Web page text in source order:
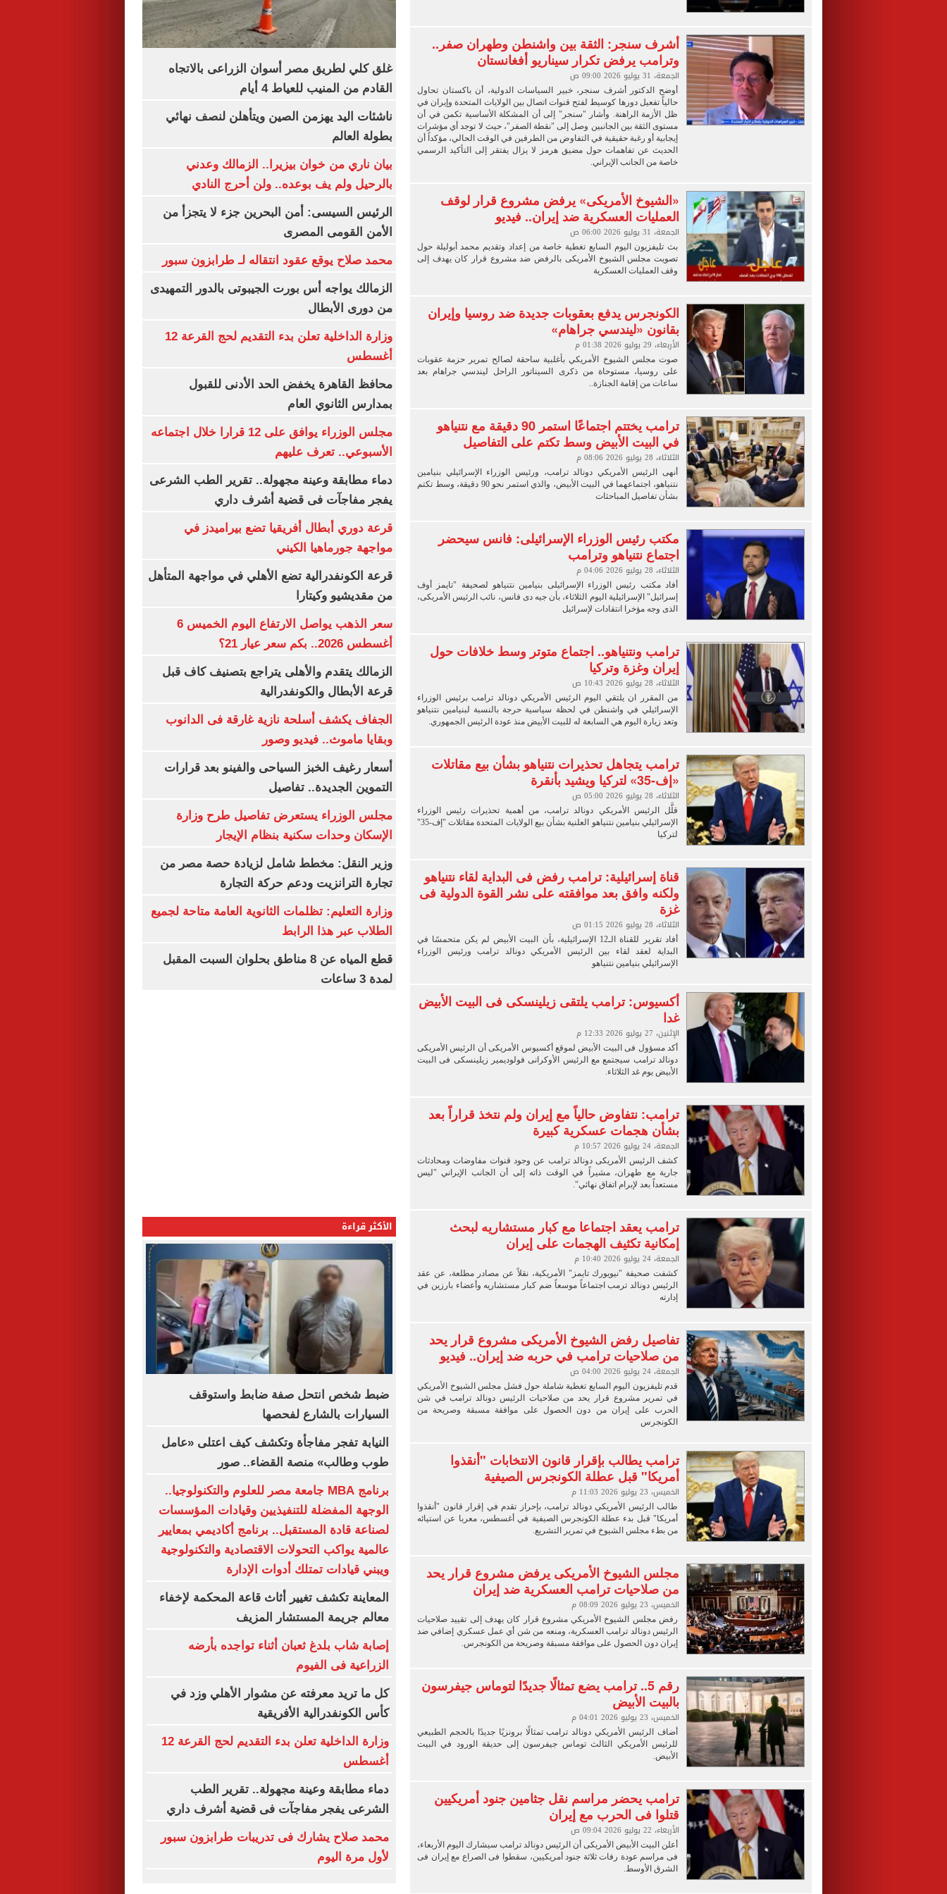
أشرف سنجر: الثقة بين واشنطن وطهران صفر..
وترامب يرفض تكرار سيناريو أفغانستان
الجمعة، 31 يوليو 2026 09:00 ص
أوضح الدكتور أشرف سنجر، خبير السياسات الدولية، أن باكستان تحاول
حالياً تفعيل دورها كوسيط لفتح قنوات اتصال بين الولايات المتحدة وإيران في
ظل الأزمة الراهنة. وأشار "سنجر" إلى أن المشكلة الأساسية تكمن في أن
مستوى الثقة بين الجانبين وصل إلى "نقطة الصفر"، حيث لا توجد أي مؤشرات
إيجابية أو رغبة حقيقية في التفاوض من الطرفين في الوقت الحالي، مؤكداً أن
الحديث عن تفاهمات حول مضيق هرمز لا يزال يفتقر إلى التأكيد الرسمي
خاصة من الجانب الإيراني.
«الشيوخ الأمريكى» يرفض مشروع قرار لوقف
العمليات العسكرية ضد إيران.. فيديو
الجمعة، 31 يوليو 2026 06:00 ص
بث تليفزيون اليوم السابع تغطية خاصة من إعداد وتقديم محمد أبوليلة حول
تصويت مجلس الشيوخ الأمريكى بالرفض ضد مشروع قرار كان يهدف إلى
وقف العمليات العسكرية
الكونجرس يدفع بعقوبات جديدة ضد روسيا وإيران
بقانون «ليندسي جراهام»
الأربعاء، 29 يوليو 2026 01:38 م
صوت مجلس الشيوخ الأمريكي بأغلبية ساحقة لصالح تمرير حزمة عقوبات
على روسيا، مستوحاة من ذكرى السيناتور الراحل ليندسي جراهام بعد
ساعات من إقامة الجنازة..
ترامب يختتم اجتماعًا استمر 90 دقيقة مع نتنياهو
في البيت الأبيض وسط تكتم على التفاصيل
الثلاثاء، 28 يوليو 2026 08:06 م
أنهى الرئيس الأمريكي دونالد ترامب، ورئيس الوزراء الإسرائيلي بنيامين
نتنياهو، اجتماعهما في البيت الأبيض، والذي استمر نحو 90 دقيقة، وسط تكتم
بشأن تفاصيل المباحثات
مكتب رئيس الوزراء الإسرائيلى: فانس سيحضر
اجتماع نتنياهو وترامب
الثلاثاء، 28 يوليو 2026 04:06 م
أفاد مكتب رئيس الوزراء الإسرائيلى بنيامين نتنياهو لصحيفة "تايمز أوف
إسرائيل" الإسرائيلية اليوم الثلاثاء، بأن جيه دى فانس، نائب الرئيس الأمريكى،
الذى وجه مؤخرا انتقادات لإسرائيل
ترامب ونتنياهو.. اجتماع متوتر وسط خلافات حول
إيران وغزة وتركيا
الثلاثاء، 28 يوليو 2026 10:43 ص
من المقرر ان يلتقي اليوم الرئيس الأمريكي دونالد ترامب برئيس الوزراء
الإسرائيلي في واشنطن في لحظة سياسية حرجة بالنسبة لبنيامين نتنياهو
وتعد زيارة اليوم هي السابعة له للبيت الأبيض منذ عودة الرئيس الجمهوري.
ترامب يتجاهل تحذيرات نتنياهو بشأن بيع مقاتلات
«إف-35» لتركيا ويشيد بأنقرة
الثلاثاء، 28 يوليو 2026 05:00 ص
قلَّل الرئيس الأمريكي دونالد ترامب، من أهمية تحذيرات رئيس الوزراء
الإسرائيلي بنيامين نتنياهو العلنية بشأن بيع الولايات المتحدة مقاتلات "إف-35"
لتركيا
قناة إسرائيلية: ترامب رفض فى البداية لقاء نتنياهو
ولكنه وافق بعد موافقته على نشر القوة الدولية فى
غزة
الثلاثاء، 28 يوليو 2026 01:15 ص
أفاد تقرير للقناة الـ12 الإسرائيلية، بأن البيت الأبيض لم يكن متحمسًا في
البداية لعقد لقاء بين الرئيس الأمريكي دونالد ترامب ورئيس الوزراء
الإسرائيلي بنيامين نتنياهو
أكسيوس: ترامب يلتقى زيلينسكى فى البيت الأبيض
غدا
الإثنين، 27 يوليو 2026 12:33 م
أكد مسؤول فى البيت الأبيض لموقع أكسيوس الأمريكى أن الرئيس الأمريكى
دونالد ترامب سيجتمع مع الرئيس الأوكرانى فولوديمير زيلينسكى فى البيت
الأبيض يوم غد الثلاثاء.
ترامب: نتفاوض حالياً مع إيران ولم نتخذ قراراً بعد
بشأن هجمات عسكرية كبيرة
الجمعة، 24 يوليو 2026 10:57 م
كشف الرئيس الأمريكى دونالد ترامب عن وجود قنوات مفاوضات ومحادثات
جارية مع طهران، مشيراً في الوقت ذاته إلى أن الجانب الإيراني "ليس
مستعداً بعد لإبرام اتفاق نهائي".
ترامب يعقد اجتماعا مع كبار مستشاريه لبحث
إمكانية تكثيف الهجمات على إيران
الجمعة، 24 يوليو 2026 10:40 م
كشفت صحيفة "نيويورك تايمز" الأمريكية، نقلاً عن مصادر مطلعة، عن عقد
الرئيس دونالد ترمب اجتماعاً موسعاً ضم كبار مستشاريه وأعضاء بارزين في
إدارته
تفاصيل رفض الشيوخ الأمريكى مشروع قرار يحد
من صلاحيات ترامب في حربه ضد إيران.. فيديو
الجمعة، 24 يوليو 2026 04:00 ص
قدم تليفزيون اليوم السابع تغطية شاملة حول فشل مجلس الشيوخ الأمريكي
في تمرير مشروع قرار يحد من صلاحيات الرئيس دونالد ترامب في شن
الحرب على إيران من دون الحصول على موافقة مسبقة وصريحة من
الكونجرس
ترامب يطالب بإقرار قانون الانتخابات "أنقذوا
أمريكا" قبل عطلة الكونجرس الصيفية
الخميس، 23 يوليو 2026 11:03 م
طالب الرئيس الأمريكي دونالد ترامب، بإحراز تقدم في إقرار قانون "أنقذوا
أمريكا" قبل بدء عطلة الكونجرس الصيفية في أغسطس، معربا عن استيائه
من بطء مجلس الشيوخ في تمرير التشريع.
مجلس الشيوخ الأمريكى يرفض مشروع قرار يحد
من صلاحيات ترامب العسكرية ضد إيران
الخميس، 23 يوليو 2026 08:09 م
رفض مجلس الشيوخ الأمريكي مشروع قرار كان يهدف إلى تقييد صلاحيات
الرئيس دونالد ترامب العسكرية، ومنعه من شن أي عمل عسكري إضافي ضد
إيران دون الحصول على موافقة مسبقة وصريحة من الكونجرس.
رقم 5.. ترامب يضع تمثالًا جديدًا لتوماس جيفرسون
بالبيت الأبيض
الخميس، 23 يوليو 2026 04:01 م
أضاف الرئيس الأمريكي دونالد ترامب تمثالًا برونزيًا جديدًا بالحجم الطبيعي
للرئيس الأمريكي الثالث توماس جيفرسون إلى حديقة الورود في البيت
الأبيض.
ترامب يحضر مراسم نقل جثامين جنود أمريكيين
قتلوا فى الحرب مع إيران
الأربعاء، 22 يوليو 2026 09:04 ص
أعلن البيت الأبيض الأمريكى أن الرئيس دونالد ترامب سيشارك اليوم الأربعاء،
فى مراسم عودة رفات ثلاثة جنود أمريكيين، سقطوا فى الصراع مع إيران فى
الشرق الأوسط.
غلق كلي لطريق مصر أسوان الزراعى بالاتجاه
القادم من المنيب للعياط 4 أيام
ناشئات اليد يهزمن الصين ويتأهلن لنصف نهائي
بطولة العالم
بيان ناري من خوان بيزيرا.. الزمالك وعدني
بالرحيل ولم يف بوعده.. ولن أحرج النادي
الرئيس السيسى: أمن البحرين جزء لا يتجزأ من
الأمن القومى المصرى
محمد صلاح يوقع عقود انتقاله لـ طرابزون سبور
الزمالك يواجه أس بورت الجيبوتى بالدور التمهيدى
من دورى الأبطال
وزارة الداخلية تعلن بدء التقديم لحج القرعة 12
أغسطس
محافظ القاهرة يخفض الحد الأدنى للقبول
بمدارس الثانوي العام
مجلس الوزراء يوافق على 12 قرارا خلال اجتماعه
الأسبوعي.. تعرف عليهم
دماء مطابقة وعينة مجهولة.. تقرير الطب الشرعى
يفجر مفاجآت فى قضية أشرف داري
قرعة دوري أبطال أفريقيا تضع بيراميدز في
مواجهة جورماهيا الكيني
قرعة الكونفدرالية تضع الأهلي في مواجهة المتأهل
من مقديشيو وكيتارا
سعر الذهب يواصل الارتفاع اليوم الخميس 6
أغسطس 2026.. بكم سعر عيار 21؟
الزمالك يتقدم والأهلى يتراجع بتصنيف كاف قبل
قرعة الأبطال والكونفدرالية
الجفاف يكشف أسلحة نازية غارقة فى الدانوب
وبقايا ماموث.. فيديو وصور
أسعار رغيف الخبز السياحى والفينو بعد قرارات
التموين الجديدة.. تفاصيل
مجلس الوزراء يستعرض تفاصيل طرح وزارة
الإسكان وحدات سكنية بنظام الإيجار
وزير النقل: مخطط شامل لزيادة حصة مصر من
تجارة الترانزيت ودعم حركة التجارة
وزارة التعليم: تظلمات الثانوية العامة متاحة لجميع
الطلاب عبر هذا الرابط
قطع المياه عن 8 مناطق بحلوان السبت المقبل
لمدة 3 ساعات
الأكثر قراءة
ضبط شخص انتحل صفة ضابط واستوقف
السيارات بالشارع لفحصها
النيابة تفجر مفاجأة وتكشف كيف اعتلى «عامل
طوب وطالب» منصة القضاء.. صور
برنامج MBA جامعة مصر للعلوم والتكنولوجيا..
الوجهة المفضلة للتنفيذيين وقيادات المؤسسات
لصناعة قادة المستقبل.. برنامج أكاديمي بمعايير
عالمية يواكب التحولات الاقتصادية والتكنولوجية
ويبني قيادات تمتلك أدوات الإدارة
المعاينة تكشف تغيير أثاث قاعة المحكمة لإخفاء
معالم جريمة المستشار المزيف
إصابة شاب بلدغ ثعبان أثناء تواجده بأرضه
الزراعية فى الفيوم
كل ما تريد معرفته عن مشوار الأهلي وزد في
كأس الكونفدرالية الأفريقية
وزارة الداخلية تعلن بدء التقديم لحج القرعة 12
أغسطس
دماء مطابقة وعينة مجهولة.. تقرير الطب
الشرعى يفجر مفاجآت فى قضية أشرف داري
محمد صلاح يشارك فى تدريبات طرابزون سبور
لأول مرة اليوم